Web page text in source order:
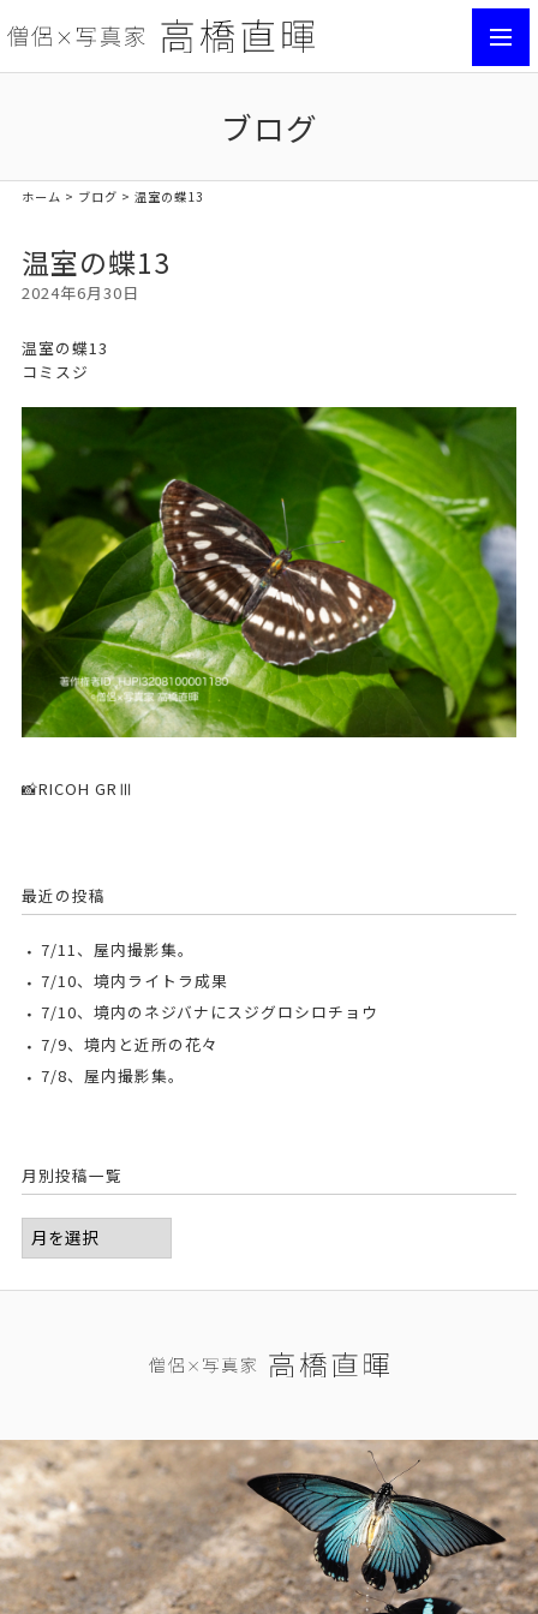
ブログ
ホーム > ブログ > 温室の蝶13
温室の蝶13
2024年6月30日
温室の蝶13
コミスジ
📸RICOH GRⅢ
最近の投稿
7/11、屋内撮影集。
7/10、境内ライトラ成果
7/10、境内のネジバナにスジグロシロチョウ
7/9、境内と近所の花々
7/8、屋内撮影集。
月別投稿一覧